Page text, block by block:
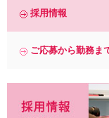
採用情報
ご応募から勤務ま